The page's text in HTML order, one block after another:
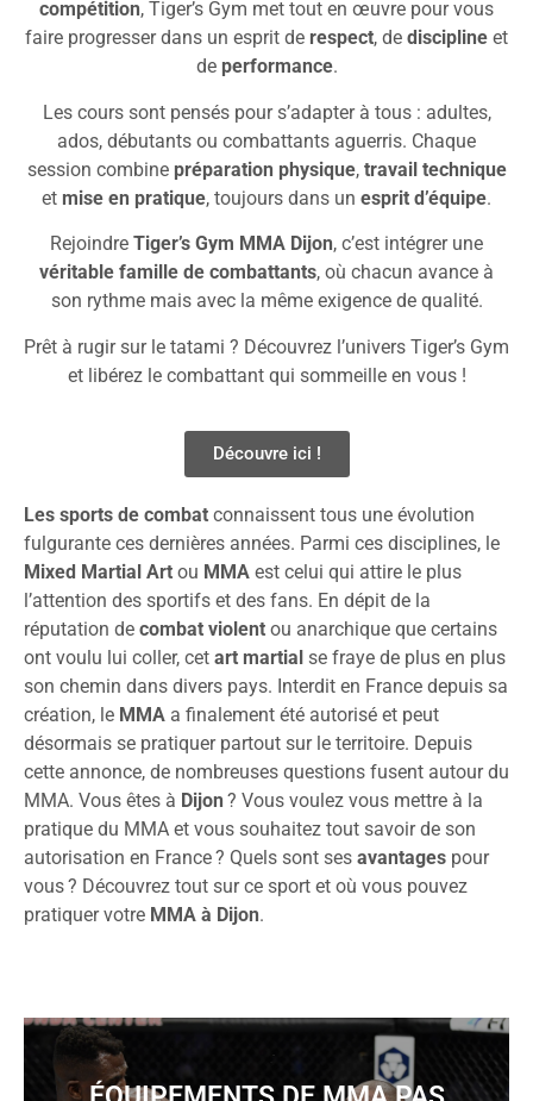
compétition, Tiger’s Gym met tout en œuvre pour vous
faire progresser dans un esprit de respect, de discipline et
de performance.
Les cours sont pensés pour s’adapter à tous : adultes,
ados, débutants ou combattants aguerris. Chaque
session combine préparation physique, travail technique
et mise en pratique, toujours dans un esprit d’équipe.
Rejoindre Tiger’s Gym MMA Dijon, c’est intégrer une
véritable famille de combattants, où chacun avance à
son rythme mais avec la même exigence de qualité.
Prêt à rugir sur le tatami ? Découvrez l’univers Tiger’s Gym
et libérez le combattant qui sommeille en vous !
Découvre ici !
Les sports de combat connaissent tous une évolution
fulgurante ces dernières années. Parmi ces disciplines, le
Mixed Martial Art ou MMA est celui qui attire le plus
l’attention des sportifs et des fans. En dépit de la
réputation de combat violent ou anarchique que certains
ont voulu lui coller, cet art martial se fraye de plus en plus
son chemin dans divers pays. Interdit en France depuis sa
création, le MMA a finalement été autorisé et peut
désormais se pratiquer partout sur le territoire. Depuis
cette annonce, de nombreuses questions fusent autour du
MMA. Vous êtes à Dijon ? Vous voulez vous mettre à la
pratique du MMA et vous souhaitez tout savoir de son
autorisation en France ? Quels sont ses avantages pour
vous ? Découvrez tout sur ce sport et où vous pouvez
pratiquer votre MMA à Dijon.